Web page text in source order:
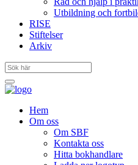
Utbildning och
RISE
Stiftelser
Arkiv
Hem
Om oss
Om SBF
Kontakta oss
Hitta bokhandlare